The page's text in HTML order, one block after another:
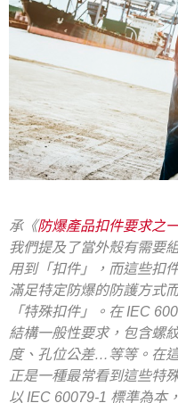
承《防爆產品扣件要求之
我們提及了當外殼有需要
用到「扣件」，而這些扣
滿足特定防爆的防護方式
「特殊扣件」。在 IEC
結構一般性要求，包含螺
度、孔位公差…等等。在
正是一種最常看到這些特
以 IEC 60079-1 標準為本